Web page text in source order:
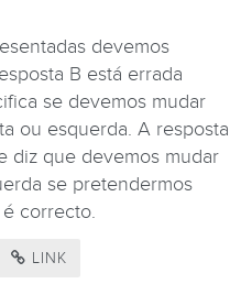
devemos
B está errada
se devemos mudar
ou esquerda. A resposta
diz que devemos mudar
se pretendermos
correcto.
LINK